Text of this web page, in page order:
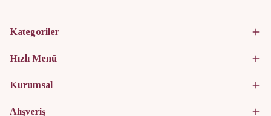
Kategoriler
Hızlı Menü
Kurumsal
Alışveriş